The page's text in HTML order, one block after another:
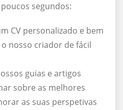
segundos:
CV personalizado e bem
nosso criador de fácil
guias e artigos
sobre as melhores
as suas perspetivas